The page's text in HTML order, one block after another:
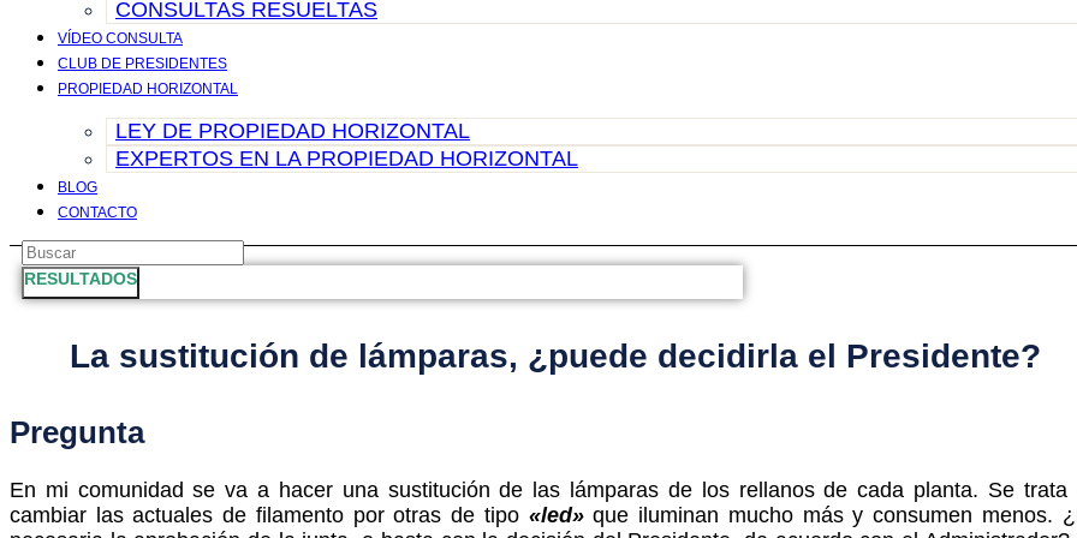
CONSULTAS RESUELTAS
VÍDEO CONSULTA
CLUB DE PRESIDENTES
PROPIEDAD HORIZONTAL
LEY DE PROPIEDAD HORIZONTAL
EXPERTOS EN LA PROPIEDAD HORIZONTAL
BLOG
CONTACTO
Search
...
RESULTADOS
La sustitución de lámparas, ¿puede decidirla el Presidente?
Pregunta
En mi comunidad se va a hacer una sustitución de las lámparas de los rellanos de cada planta. Se trata
cambiar las actuales de filamento por otras de tipo «led»que iluminan mucho más y consumen menos.